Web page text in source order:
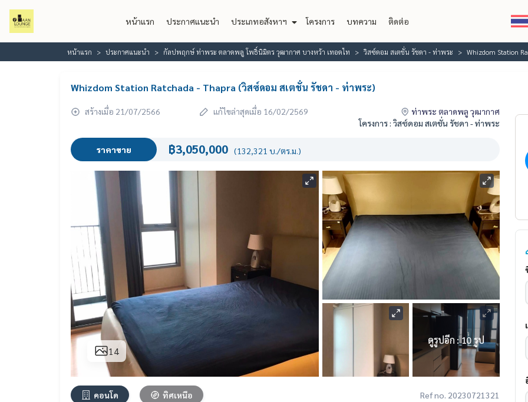
หน้าแรก ประกาศแนะนำ ประเภทอสังหาฯ โครงการ บทความ ติดต่อ
หน้าแรก ประกาศแนะนำ กัลปพฤกษ์ ท่าพระ ตลาดพลู โพธิ์นิมิตร วุฒากาศ บางหว้า เทอดไท วิสซ์ดอม สเตชั่น รัชดา - ท่าพระ Whizdom Station
Whizdom Station Ratchada - Thapra (วิสซ์ดอม สเตชั่น รัชดา - ท่าพระ)
สร้างเมื่อ 21/07/2566 แก้ไขล่าสุดเมื่อ 16/02/2569
ท่าพระ ตลาดพลู วุฒากาศ
โครงการ : วิสซ์ดอม สเตชั่น รัชดา - ท่าพระ
ราคาขาย ฿3,050,000 (132,321 บ./ตร.ม.)
14
ดูรูปอีก : 10 รูป
คอนโด ทิศเหนือ Ref no. 20230721321